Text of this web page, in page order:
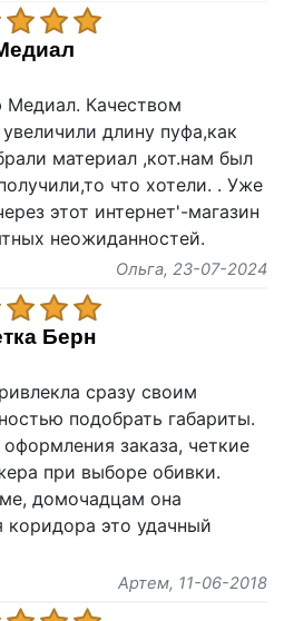
Медиал. Качеством
длину пуфа,как
материал ,кот.нам был
что хотели. . Уже
этот интернет'-магазин
неожиданностей.
Ольга, 23-07-2024
Берн
сразу своим
подобрать габариты.
заказа, четкие
при выборе обивки.
домочадцам она
коридора это удачный
Артем, 11-06-2018